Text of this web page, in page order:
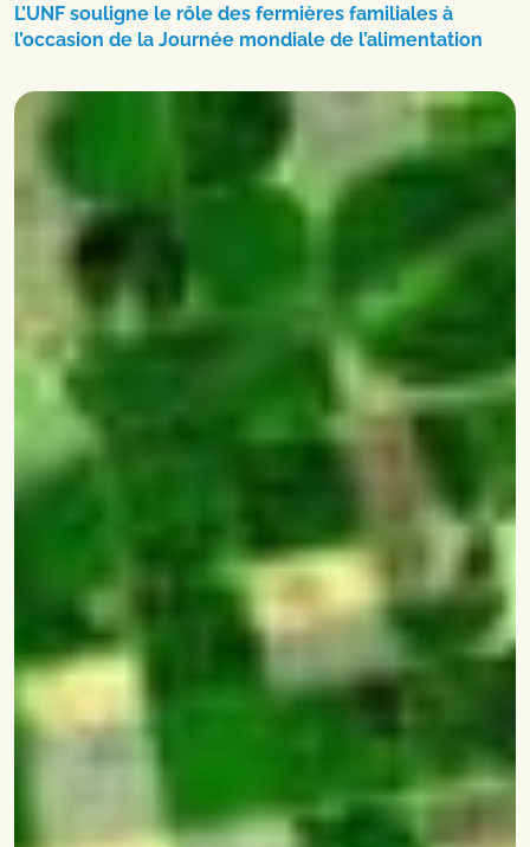
L’UNF souligne le rôle des fermières familiales à
l’occasion de la Journée mondiale de l’alimentation